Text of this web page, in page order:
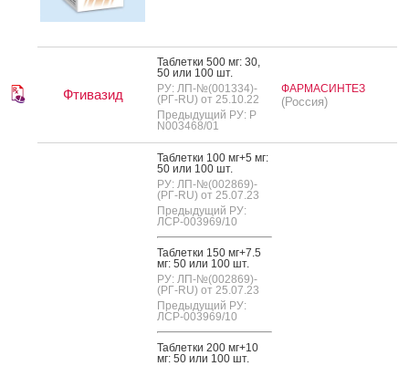
Фтивазид
Таб­летки 500 мг: 30,
50 или 100 шт.
РУ: ЛП-№(001334)-
(РГ-RU) от 25.10.22
Предыдущий РУ: Р
N003468/01
ФАРМАСИНТЕЗ
(Россия)
Таб­летки 100 мг+5 мг:
50 или 100 шт.
РУ: ЛП-№(002869)-
(РГ-RU) от 25.07.23
Предыдущий РУ:
ЛСР-003969/10
Таб­летки 150 мг+7.5
мг: 50 или 100 шт.
РУ: ЛП-№(002869)-
(РГ-RU) от 25.07.23
Предыдущий РУ:
ЛСР-003969/10
Таб­летки 200 мг+10
мг: 50 или 100 шт.